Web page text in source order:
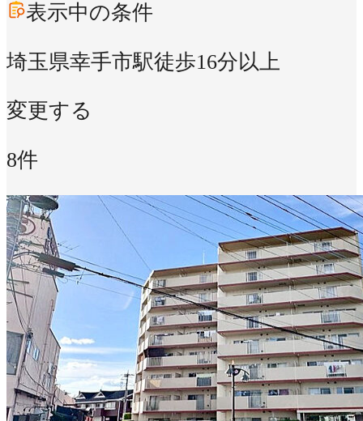
表示中の条件
埼玉県幸手市駅徒歩16分以上
変更する
8件